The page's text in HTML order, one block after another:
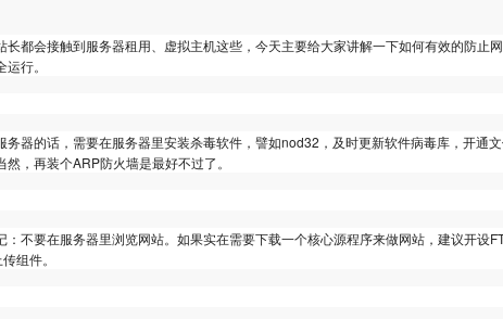
长都会接触到服务器租用、虚拟主机这些，今天主要给大家讲解一下如何有效的防止
行。
务器的话，需要在服务器里安装杀毒软件，譬如nod32，及时更新软件病毒库，开通
然，再装个ARP防火墙是最好不过了。
：不要在服务器里浏览网站。如果实在需要下载一个核心源程序来做网站，建议开设
组件。